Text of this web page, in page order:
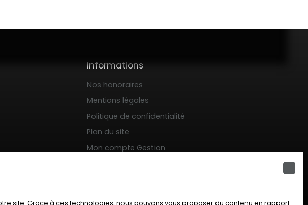
Informations
Nos honoraires
Mentions légales
Politique de confidentialité
Plan du site
Mon compte Gestion
site. Grace à ces technologies, nous pouvons vous proposer du contenu en rapport